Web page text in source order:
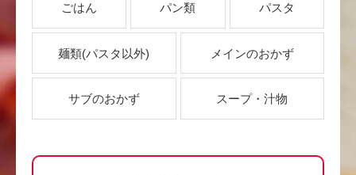
ごはん パン類 パスタ
麺類(パスタ以外) メインのおかず
サブのおかず スープ・汁物